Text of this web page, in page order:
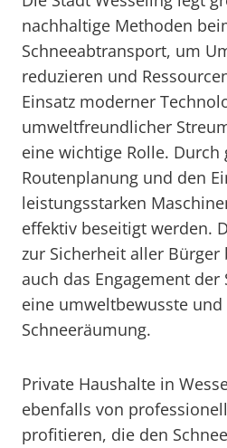
nachhaltige Methoden
Schneeabtransport, um
reduzieren und
Einsatz moderner
umweltfreundlicher
eine wichtige Rolle. Durch
Routenplanung und den
leistungsstarken
effektiv beseitigt werden.
zur Sicherheit aller Bürger
auch das Engagement
eine umweltbewusste
Schneeräumung.
Private Haushalte in
ebenfalls von
profitieren, die den